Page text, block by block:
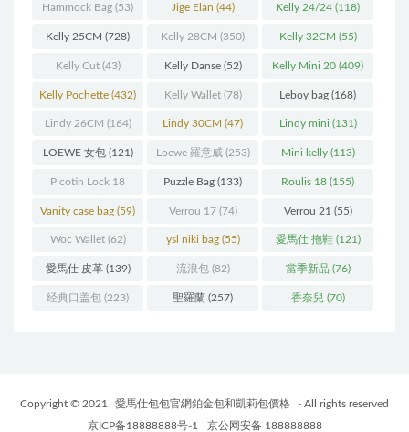
(216) (60)
Hammock Bag (53) Jige Elan (44) Kelly 24/24 (118)
Kelly 25CM (728) Kelly 28CM (350) Kelly 32CM (55)
Kelly Cut(43) Kelly Danse(52) Kelly Mini 20 (409)
Kelly Pochette (432) Kelly Wallet(78) Leboy bag (168)
Lindy 26CM (164) Lindy 30CM (47) Lindy mini (131)
LOEWE 女包(121) Loewe 羅意威(253) Mini kelly(113)
Picotin Lock 18
(202)
Puzzle Bag (133) Roulis 18 (155)
Vanity case bag (59) Verrou 17(74) Verrou 21 (55)
Woc Wallet(62) ysl niki bag(55) 愛馬仕 拖鞋(121)
愛馬仕 皮革(139) 流浪包(82) 當季新品 (76)
经典口盖包 (223) 聖羅蘭 (257) 香奈兒 (70)
Copyright © 2021 愛馬仕包包官網鉑金包和凱莉包價格
- All rights reserved
京ICP备18888888号-1
京公网安备 188888888